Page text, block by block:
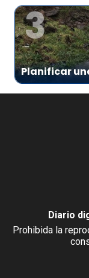
3
Planificar
Diario
Prohibida la